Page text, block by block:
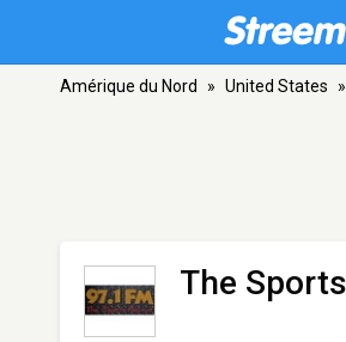
Amérique du Nord » United States »
The